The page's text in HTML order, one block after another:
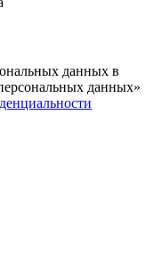
данных в
данных»